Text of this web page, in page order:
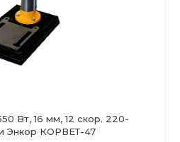
Вт, 16 мм, 12 скор. 220-
Энкор КОРВЕТ-47